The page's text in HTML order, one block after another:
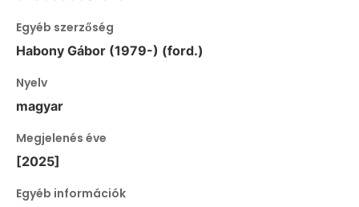
Egyéb szerzőség
Habony Gábor (1979-) (ford.)
Nyelv
magyar
Megjelenés éve
[2025]
Egyéb információk